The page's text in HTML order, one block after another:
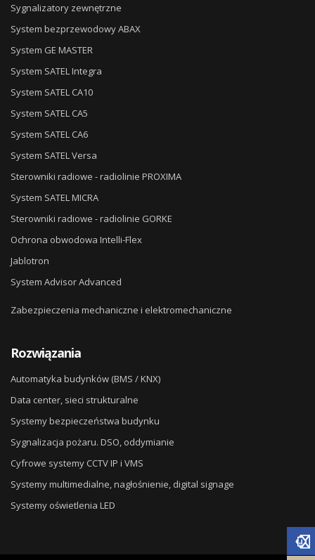
Sygnalizatory zewnętrzne
System bezprzewodowy ABAX
System GE MASTER
System SATEL Integra
System SATEL CA10
System SATEL CA5
System SATEL CA6
System SATEL Versa
Sterowniki radiowe - radiolinie PROXIMA
System SATEL MICRA
Sterowniki radiowe - radiolinie GORKE
Ochrona obwodowa Intelli-Flex
Jablotron
System Advisor Advanced
Zabezpieczenia mechaniczne i elektromechaniczne
Rozwiązania
Automatyka budynków (BMS / KNX)
Data center, sieci strukturalne
Systemy bezpieczeństwa budynku
Sygnalizacja pożaru. DSO, oddymianie
Cyfrowe systemy CCTV IP i VMS
Systemy multimedialne, nagłośnienie, digital signage
Systemy oświetlenia LED